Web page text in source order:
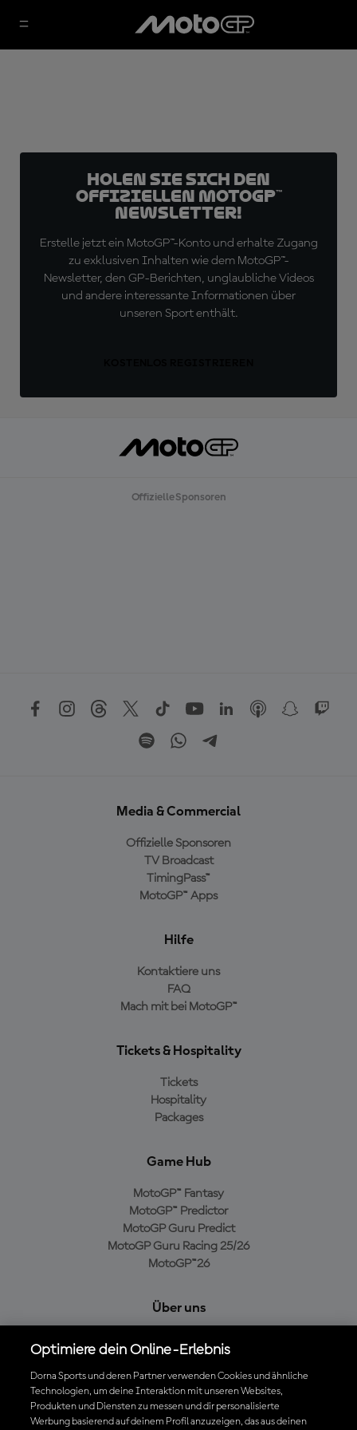
Holen Sie sich den
offiziellen MotoGP™
Newsletter!
Erstelle jetzt ein MotoGP™-Konto und erhalte Zugang
zu exklusiven Inhalten wie dem MotoGP™-
Newsletter, den GP-Berichten, unglaubliche Videos
und andere interessante Informationen über
unseren Sport enthält.
Offizielle Sponsoren
Media & Commercial
Offizielle Sponsoren
TV Broadcast
TimingPass™
MotoGP™ Apps
Hilfe
Kontaktiere uns
FAQ
Mach mit bei MotoGP™
Tickets & Hospitality
Tickets
Hospitality
Packages
Game Hub
MotoGP™ Fantasy
MotoGP™ Predictor
MotoGP Guru Predict
MotoGP Guru Racing 25/26
MotoGP™26
Über uns
Cookie-Richtlinien
Geschäftsbedingungen
Datenschutzrichtlinien
Kaufrichtlinie
Optimiere dein Online-Erlebnis
Dorna Sports und deren Partner verwenden Cookies und ähnliche
Technologien, um deine Interaktion mit unseren Websites,
Produkten und Diensten zu messen und dir personalisierte
Werbung basierend auf deinem Profil anzuzeigen, das aus deinen